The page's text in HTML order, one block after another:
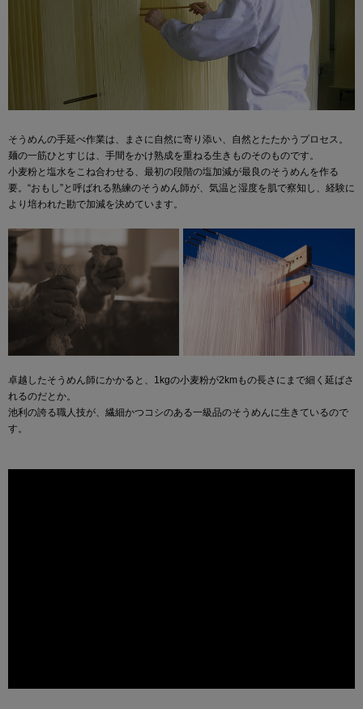
そうめんの手延べ作業は、まさに自然に寄り添い、自然とたたかうプロセス。
麺の一筋ひとすじは、手間をかけ熟成を重ねる生きものそのものです。
小麦粉と塩水をこね合わせる、最初の段階の塩加減が最良のそうめんを作る
要。“おもし”と呼ばれる熟練のそうめん師が、気温と湿度を肌で察知し、経験に
より培われた勘で加減を決めています。
卓越したそうめん師にかかると、1kgの小麦粉が2kmもの長さにまで細く延ばさ
れるのだとか。
池利の誇る職人技が、繊細かつコシのある一級品のそうめんに生きているので
す。